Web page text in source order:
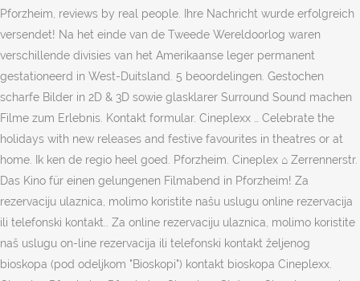
Pforzheim, reviews by real people. Ihre Nachricht wurde erfolgreich
versendet! Na het einde van de Tweede Wereldoorlog waren
verschillende divisies van het Amerikaanse leger permanent
gestationeerd in West-Duitsland. 5 beoordelingen. Gestochen
scharfe Bilder in 2D & 3D sowie glasklarer Surround Sound machen
Filme zum Erlebnis. Kontakt formular. Cineplexx … Celebrate the
holidays with new releases and festive favourites in theatres or at
home. Ik ken de regio heel goed. Pforzheim. Cineplex ⌂ Zerrennerstr.
Das Kino für einen gelungenen Filmabend in Pforzheim! Za
rezervaciju ulaznica, molimo koristite našu uslugu online rezervacija
ili telefonski kontakt.. Za online rezervaciju ulaznica, molimo koristite
naš uslugu on-line rezervacija ili telefonski kontakt željenog
bioskopa (pod odeljkom "Bioskopi") kontakt bioskopa Cineplexx.